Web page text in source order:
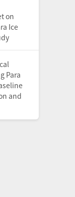
on
Ice
Para
and